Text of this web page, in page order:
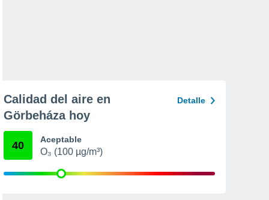
Calidad del aire en
Görbeháza hoy
Detalle
40 Aceptable
O₃ (100 µg/m³)